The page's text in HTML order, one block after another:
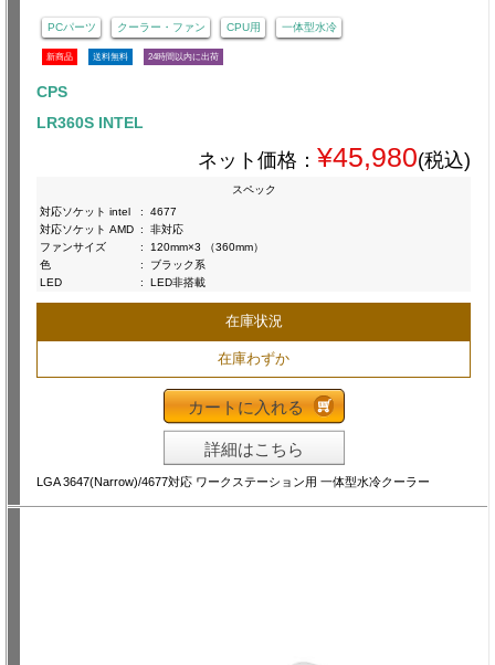
PCパーツ クーラー・ファン CPU用 一体型水冷
新商品 送料無料 24時間以内に出荷
CPS
LR360S INTEL
ネット価格： ¥45,980(税込)
スペック
対応ソケット intel
:
4677
対応ソケット AMD :
非対応
ファンサイズ
:
120mm×3 （360mm）
色
:
ブラック系
LED
: LED非搭載
在庫状況
在庫わずか
カートに入れる
詳細はこちら
LGA 3647(Narrow)/4677対応 ワークステーション用 一体型水冷クーラー